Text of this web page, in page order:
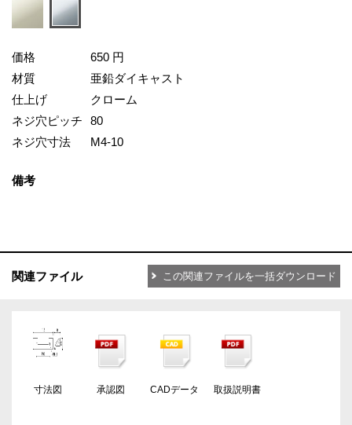
価格
650 円
材質
亜鉛ダイキャスト
仕上げ
クローム
ネジ穴ピッチ
80
ネジ穴寸法
M4-10
備考
関連ファイル この関連ファイルを一括ダウンロード
寸法図 承認図 CADデータ 取扱説明書